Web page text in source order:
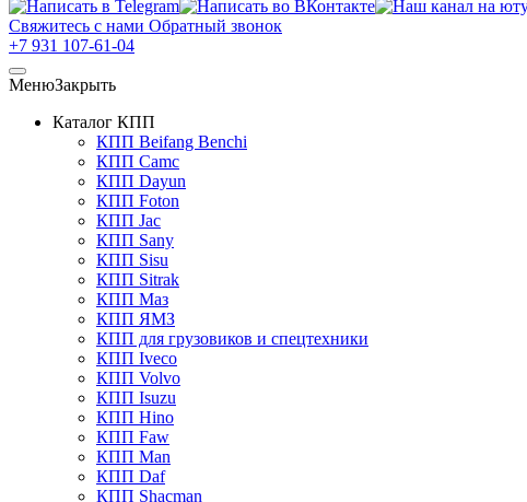
Свяжитесь с нами Обратный звонок
+7 931 107-61-04
МенюЗакрыть
Каталог КПП
КПП Beifang Benchi
КПП Camc
КПП Dayun
КПП Foton
КПП Jac
КПП Sany
КПП Sisu
КПП Sitrak
КПП Маз
КПП ЯМЗ
КПП для грузовиков и спецтехники
КПП Iveco
КПП Volvo
КПП Isuzu
КПП Hino
КПП Faw
КПП Man
КПП Daf
КПП Shacman